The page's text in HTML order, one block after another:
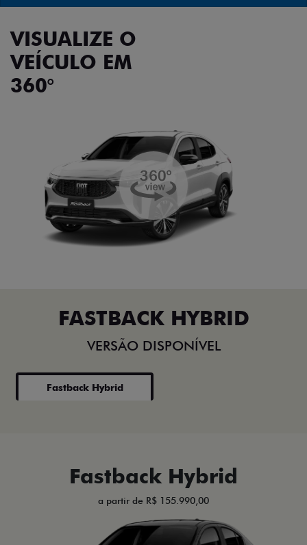
VISUALIZE O
VEÍCULO EM
360°
FASTBACK HYBRID
VERSÃO DISPONÍVEL
Fastback Hybrid
Fastback Hybrid
a partir de R$ 155.990,00